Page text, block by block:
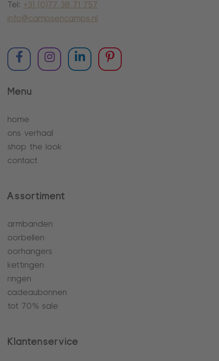
Tel: +31 (0)77 38 71 757
info@campsencamps.nl
Menu
home
ons verhaal
shop the look
contact
Assortiment
armbanden
oorbellen
oorhangers
kettingen
ringen
cadeaubonnen
tot 70% sale
Klantenservice